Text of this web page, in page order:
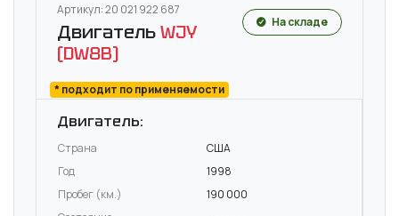
Артикул: 20 021 922 687
ДвигательWJY
(DW8B)
* подходит по применяемости
На складе
Двигатель:
Страна
США
Год
1998
Пробег (км.)
190 000